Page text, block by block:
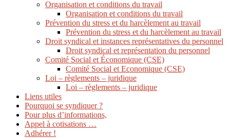
Organisation et conditions du travail
Organisation et conditions du travail
Prévention du stress et du harcèlement au travail
Prévention du stress et du harcèlement au travail
Droit syndical et instances représentatives du personnel
Droit syndical et représentation du personnel
Comité Social et Économique (CSE)
Comité Social et Economique (CSE)
Loi – règlements – juridique
Loi – règlements – juridique
Liens utiles
Pourquoi se syndiquer ?
Pour plus d’informations,
Appel à cotisations …
Adhérer !